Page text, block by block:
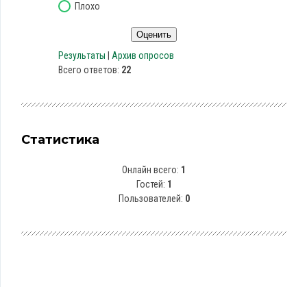
Плохо
Результаты
Архив опросов
Всего ответов: 22
Статистика
Онлайн всего: 1
Гостей: 1
Пользователей: 0